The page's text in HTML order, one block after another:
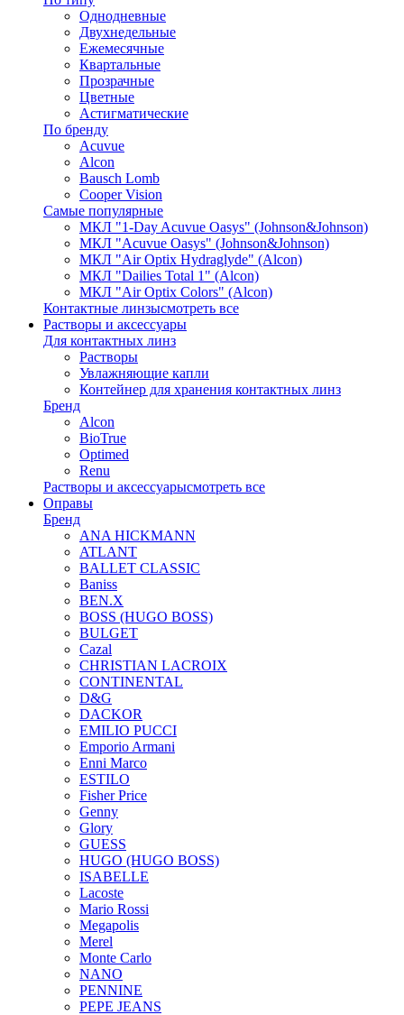
Однодневные
Двухнедельные
Ежемесячные
Квартальные
Прозрачные
Цветные
Астигматические
По бренду
Acuvue
Alcon
Bausch Lomb
Cooper Vision
Самые популярные
МКЛ "1-Day Acuvue Oasys" (Johnson&Johnson)
МКЛ "Acuvue Oasys" (Johnson&Johnson)
МКЛ "Air Optix Hydraglyde" (Alcon)
МКЛ "Dailies Total 1" (Alcon)
МКЛ "Air Optix Colors" (Alcon)
Контактные линзысмотреть все
Растворы и аксессуары
Для контактных линз
Растворы
Увлажняющие капли
Контейнер для хранения контактных линз
Бренд
Alcon
BioTrue
Optimed
Renu
Растворы и аксессуарысмотреть все
Оправы
Бренд
ANA HICKMANN
ATLANT
BALLET CLASSIC
Baniss
BEN.X
BOSS (HUGO BOSS)
BULGET
Cazal
CHRISTIAN LACROIX
CONTINENTAL
D&G
DACKOR
EMILIO PUCCI
Emporio Armani
Enni Marco
ESTILO
Fisher Price
Genny
Glory
GUESS
HUGO (HUGO BOSS)
ISABELLE
Lacoste
Mario Rossi
Megapolis
Merel
Monte Carlo
NANO
PENNINE
PEPE JEANS